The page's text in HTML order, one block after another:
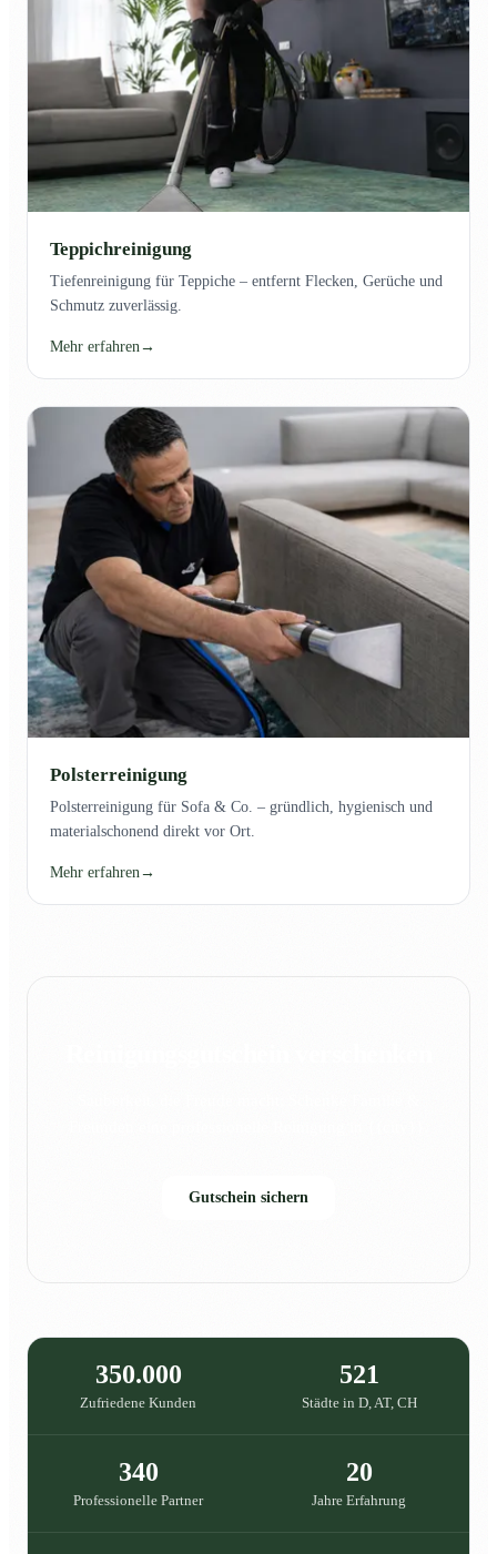
Teppichreinigung
Tiefenreinigung für Teppiche – entfernt Flecken, Gerüche und
Schmutz zuverlässig.
Mehr erfahren →
Polsterreinigung
Polsterreinigung für Sofa & Co. – gründlich, hygienisch und
materialschonend direkt vor Ort.
Mehr erfahren→
Gutschein sichern
350.000
Zufriedene Kunden
521
Städte in D, AT, CH
340
Professionelle Partner
20
Jahre Erfahrung